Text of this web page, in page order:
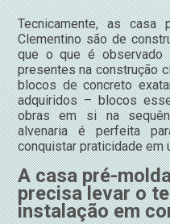
Tecnicamente, as casa
Clementino são de
que o que é observado
presentes na construção
blocos de concreto
adquiridos – blocos
obras em si na
alvenaria é perfeita
conquistar praticidade em
A casa pré-
precisa levar o
instalação em